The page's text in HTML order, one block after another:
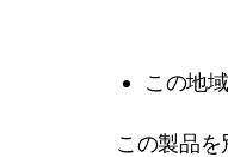
この地
この製品